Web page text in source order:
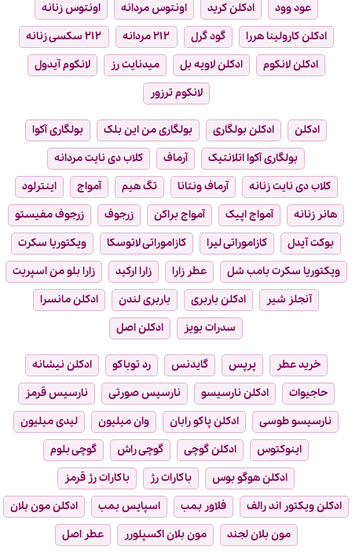
عود وود
ادکلن کرید اونتوس مردانه
اونتوس زنانه
ادکلن کارولینا هررا
گود گرل ۲۱۲ مردانه
۲۱۲ سکسی زنانه
ادکلن لانکوم
ادکلن لاویه بل میدنایت رز
لانکوم آیدول
لانکوم ترزور
ادکلن ادکلن بولگاری بولگاری من این بلک
بولگاری آکوا
بولگاری آکوا اتلانتیک
آرماف
کلاب دی نایت مردانه
کلاب دی نایت زنانه
آرماف ونتانا تگ هیم آمواج
اینترلود
هانر زنانه
آمواج اپیک آمواج براکن زرجوف
زرجوف مفیستو
بوکت آیدل
کازاموراتی لیرا کازاموراتی لاتوسکا
ویکتوریا سکرت
ویکتوریا سکرت بامب شل
عطر زارا زارا ارکید
زارا بلو من اسپریت
آنجلز شیر
ادکلن باربری باربری لندن
ادکلن مانسرا
سدرات بویز
ادکلن اصل
خرید عطر پرپس گایدنس رد توباکو
ادکلن نیشانه
حاجیوات
ادکلن نارسیسو نارسیس صورتی
نارسیس قرمز
نارسیسو طوسی
ادکلن پاکو رابان وان میلیون
لیدی میلیون
اینوکتوس
ادکلن گوچی گوچی راش
گوچی بلوم
ادکلن هوگو بوس
باکارات رژ
باکارات رژ قرمز
ادکلن ویکتور اند رالف
فلاور بمب اسپایس بمب
ادکلن مون بلان
مون بلان لجند
مون بلان اکسپلورر عطر اصل